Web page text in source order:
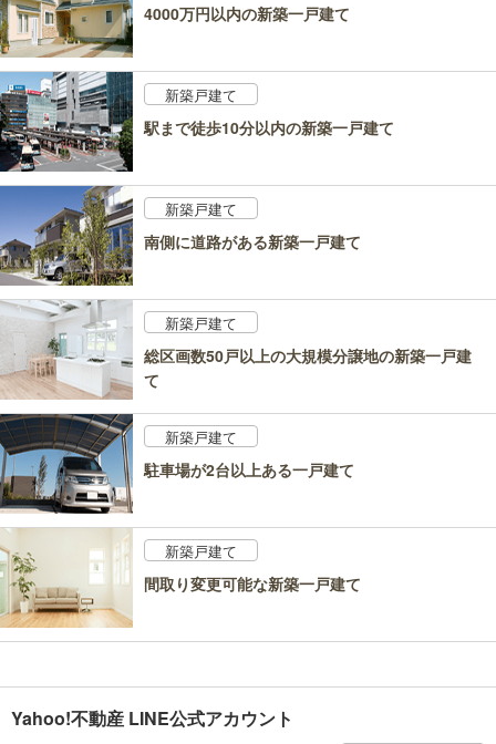
4000万円以内の新築一戸建て
新築戸建て
駅まで徒歩10分以内の新築一戸建て
新築戸建て
南側に道路がある新築一戸建て
新築戸建て
総区画数50戸以上の大規模分譲地の新築一戸建
て
新築戸建て
駐車場が2台以上ある一戸建て
新築戸建て
間取り変更可能な新築一戸建て
Yahoo!不動産 LINE公式アカウント